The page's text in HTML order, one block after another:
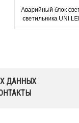
Аварийный блок
светильника UNI
ДАННЫХ